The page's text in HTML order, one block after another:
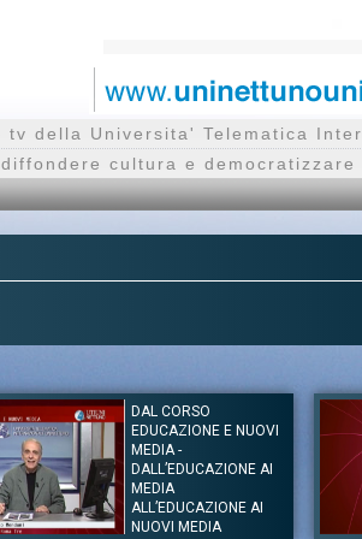
tv della Universita' Telematica
cultura e democratizzare
DAL CORSO
EDUCAZIONE E NUOVI
MEDIA -
DALL’EDUCAZIONE AI
MEDIA
ALL’EDUCAZIONE AI
NUOVI MEDIA